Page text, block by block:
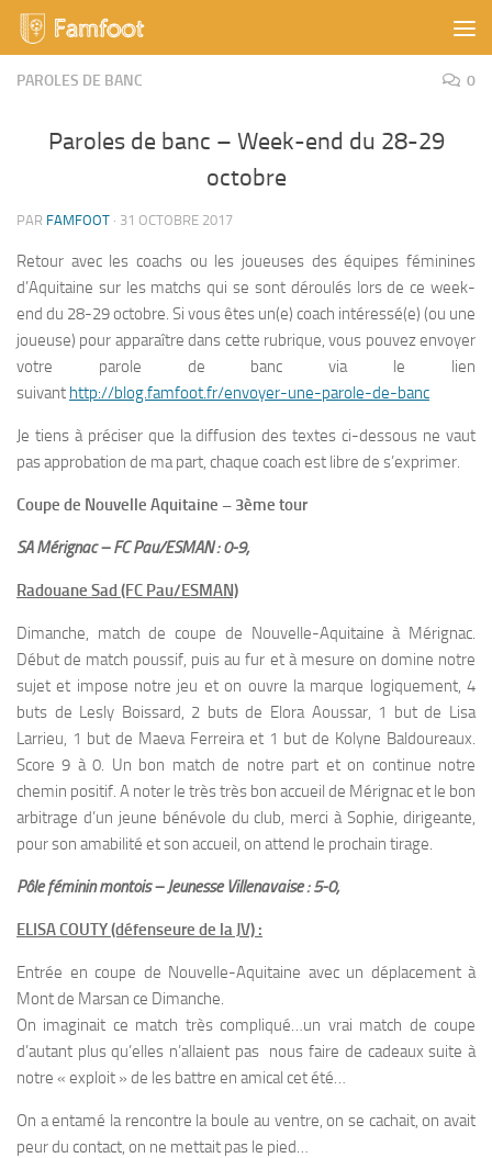
Skip to content
PAROLES DE BANC 0
Paroles de banc – Week-end du 28-29
octobre
PAR FAMFOOT · 31 OCTOBRE 2017
Retour avec les coachs ou les joueuses des équipes féminines
d’Aquitaine sur les matchs qui se sont déroulés lors de ce week-
end du 28-29 octobre. Si vous êtes un(e) coach intéressé(e) (ou une
joueuse) pour apparaître dans cette rubrique, vous pouvez envoyer
votre parole de banc via le lien
suivant http://blog.famfoot.fr/envoyer-une-parole-de-banc
Je tiens à préciser que la diffusion des textes ci-dessous ne vaut
pas approbation de ma part, chaque coach est libre de s’exprimer.
Coupe de Nouvelle Aquitaine – 3ème tour
SA Mérignac – FC Pau/ESMAN : 0-9;
Radouane Sad (FC Pau/ESMAN)
Dimanche, match de coupe de Nouvelle-Aquitaine à Mérignac.
Début de match poussif, puis au fur et à mesure on domine notre
sujet et impose notre jeu et on ouvre la marque logiquement, 4
buts de Lesly Boissard, 2 buts de Elora Aoussar, 1 but de Lisa
Larrieu, 1 but de Maeva Ferreira et 1 but de Kolyne Baldoureaux.
Score 9 à 0. Un bon match de notre part et on continue notre
chemin positif. A noter le très très bon accueil de Mérignac et le bon
arbitrage d’un jeune bénévole du club, merci à Sophie, dirigeante,
pour son amabilité et son accueil, on attend le prochain tirage.
Pôle féminin montois – Jeunesse Villenavaise : 5-0;
ELISA COUTY (défenseure de la JV) :
Entrée en coupe de Nouvelle-Aquitaine avec un déplacement à
Mont de Marsan ce Dimanche.
On imaginait ce match très compliqué…un vrai match de coupe
d’autant plus qu’elles n’allaient pas nous faire de cadeaux suite à
notre « exploit » de les battre en amical cet été…
On a entamé la rencontre la boule au ventre, on se cachait, on avait
peur du contact, on ne mettait pas le pied…